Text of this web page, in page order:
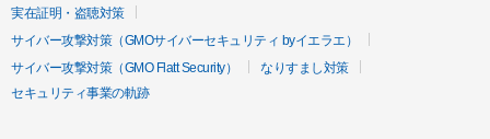
実在証明・盗聴対策
サイバー攻撃対策（GMOサイバーセキュリティ byイエラエ）
サイバー攻撃対策（GMO Flatt Security）
なりすまし対策
セキュリティ事業の軌跡